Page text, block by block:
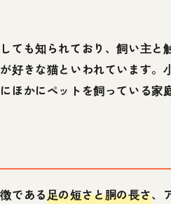
ても知られており、飼い主と
好きな猫といわれています。
ほかにペットを飼っている家
である足の短さと胴の長さ、